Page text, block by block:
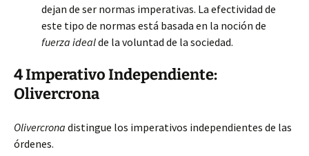
dejan de ser normas imperativas. La efectividad de
este tipo de normas está basada en la noción de
fuerza idealde la voluntad de la sociedad.
4 Imperativo Independiente:
Olivercrona
Olivercrona distingue los imperativos independientes de las
órdenes.